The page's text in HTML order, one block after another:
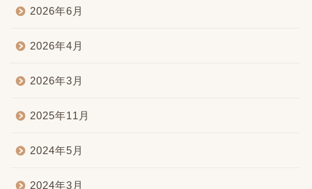
2026年6月
2026年4月
2026年3月
2025年11月
2024年5月
2024年3月